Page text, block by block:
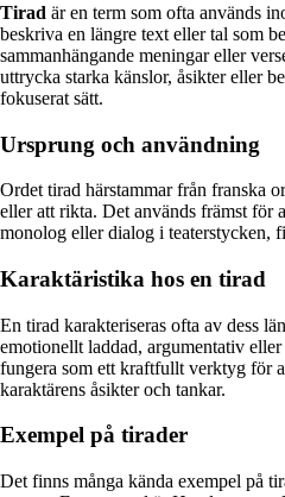
Tirad är en term som ofta används
beskriva en längre text eller tal som
sammanhängande meningar eller
uttrycka starka känslor, åsikter eller
fokuserat sätt.
Ursprung och användning
Ordet tirad härstammar från franska
eller att rikta. Det används främst för
monolog eller dialog i teaterstycken,
Karaktäristika hos en tirad
En tirad karakteriseras ofta av dess
emotionellt laddad, argumentativ
fungera som ett kraftfullt verktyg för
karaktärens åsikter och tankar.
Exempel på tirader
Det finns många kända exempel på